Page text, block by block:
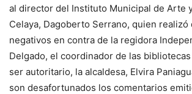
al director del Instituto Municipal de Arte
Celaya, Dagoberto Serrano, quien realizó
negativos en contra de la regidora
Delgado, el coordinador de las
ser autoritario, la alcaldesa, Elvira
son desafortunados los comentarios